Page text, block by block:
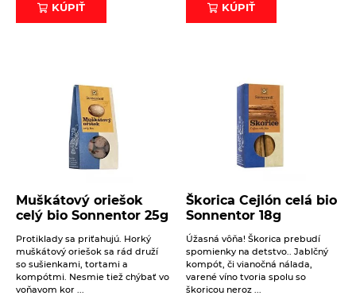
KÚPIŤ KÚPIŤ
Muškátový oriešok
celý bio Sonnentor 25g
Protiklady sa priťahujú. Horký
muškátový oriešok sa rád druží
so sušienkami, tortami a
kompótmi. Nesmie tiež chýbať vo
voňavom kor ...
Škorica Cejlón celá bio
Sonnentor 18g
Úžasná vôňa! Škorica prebudí
spomienky na detstvo.. Jablčný
kompót, či vianočná nálada,
varené víno tvoria spolu so
škoricou neroz ...